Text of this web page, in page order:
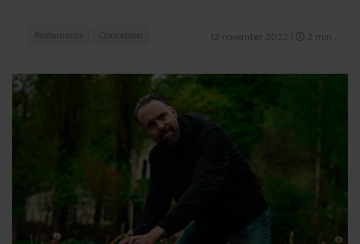
13 november 2022 2 min
Restaurants Concepten